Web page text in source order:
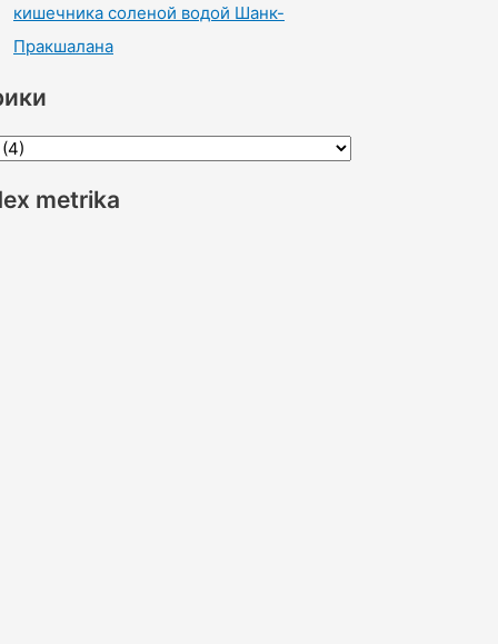
кишечника соленой водой Шанк-
Пракшалана
metrika